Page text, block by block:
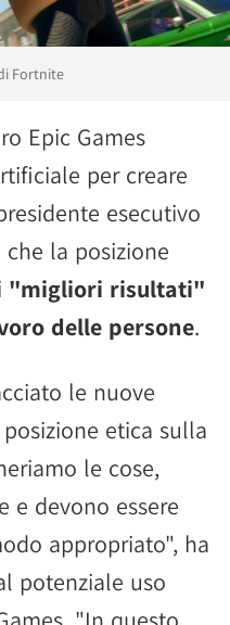
Fortnite
Epic Games
per creare
esecutivo
che la posizione
"migliori risultati"
delle persone.
le nuove
etica sulla
le cose,
e devono essere
appropriato", ha
potenziale uso